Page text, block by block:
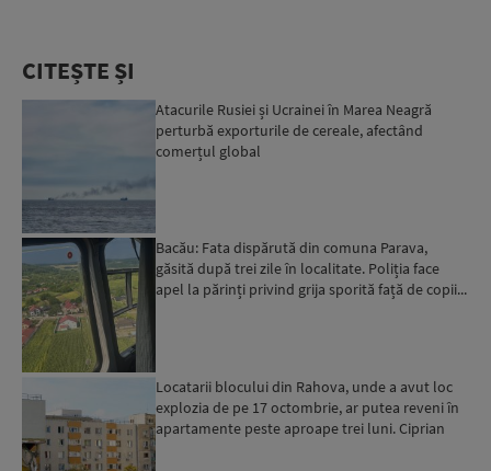
CITEȘTE ȘI
Atacurile Rusiei și Ucrainei în Marea Neagră
perturbă exporturile de cereale, afectând
comerțul global
Bacău: Fata dispărută din comuna Parava,
găsită după trei zile în localitate. Poliția face
apel la părinți privind grija sporită față de copii...
Locatarii blocului din Rahova, unde a avut loc
explozia de pe 17 octombrie, ar putea reveni în
apartamente peste aproape trei luni. Ciprian